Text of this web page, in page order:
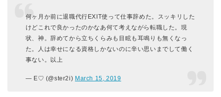
何ヶ月か前に退職代行EXIT使って仕事辞めた。スッキリした
けどこれで良かったのかなあ何て考えながら転職した。現
状、神。辞めてから立ちくらみも目眩も耳鳴りも無くなっ
た。人は幸せになる資格しかないのに辛い思いまでして働く
事ない。以上
— E♡ (@ster2i) March 15, 2019